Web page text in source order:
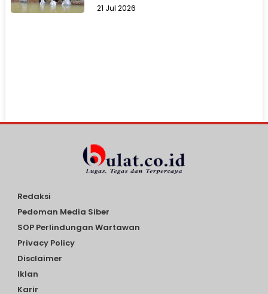
21 Jul 2026
Redaksi
Pedoman Media Siber
SOP Perlindungan Wartawan
Privacy Policy
Disclaimer
Iklan
Karir